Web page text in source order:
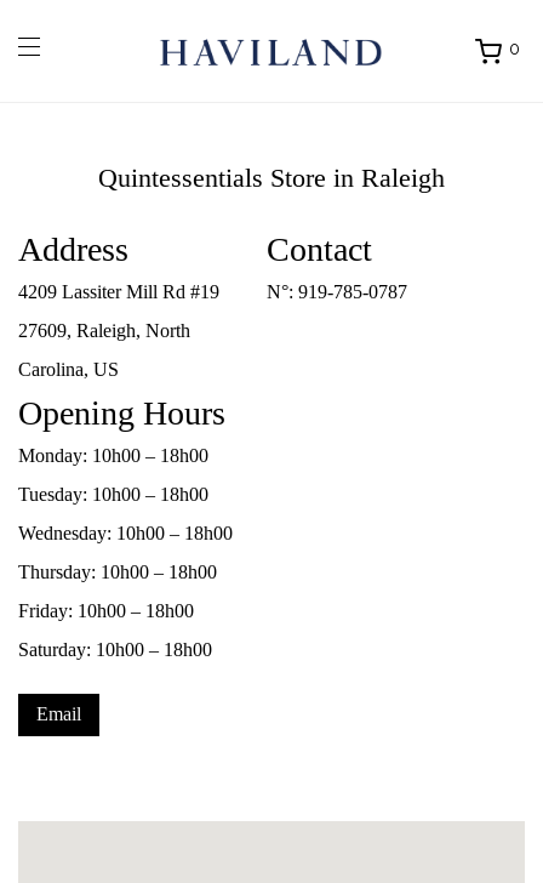
0
Ouvrir
Quintessentials Store in Raleigh
Address
4209 Lassiter Mill Rd #19
27609, Raleigh, North
Carolina, US
Contact
N°: 919-785-0787
Opening Hours
Monday: 10h00 – 18h00
Tuesday: 10h00 – 18h00
Wednesday: 10h00 – 18h00
Thursday: 10h00 – 18h00
Friday: 10h00 – 18h00
Saturday: 10h00 – 18h00
Email